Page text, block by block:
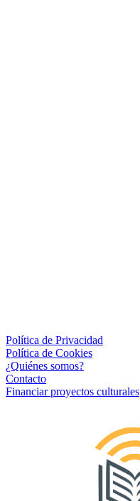
Política de Privacidad
Política de Cookies
¿Quiénes somos?
Contacto
Financiar proyectos culturales